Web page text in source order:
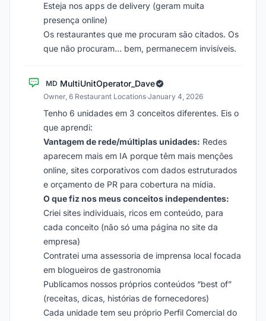
Esteja nos apps de delivery (geram muita
presença online)
Os restaurantes que me procuram são citados. Os
que não procuram… bem, permanecem invisíveis.
MD MultiUnitOperator_Dave
Owner, 6 Restaurant Locations·January 4, 2026
Tenho 6 unidades em 3 conceitos diferentes. Eis o
que aprendi:
Vantagem de rede/múltiplas unidades: Redes
aparecem mais em IA porque têm mais menções
online, sites corporativos com dados estruturados
e orçamento de PR para cobertura na mídia.
O que fiz nos meus conceitos independentes:
Criei sites individuais, ricos em conteúdo, para
cada conceito (não só uma página no site da
empresa)
Contratei uma assessoria de imprensa local focada
em blogueiros de gastronomia
Publicamos nossos próprios conteúdos “best of”
(receitas, dicas, histórias de fornecedores)
Cada unidade tem seu próprio Perfil Comercial do